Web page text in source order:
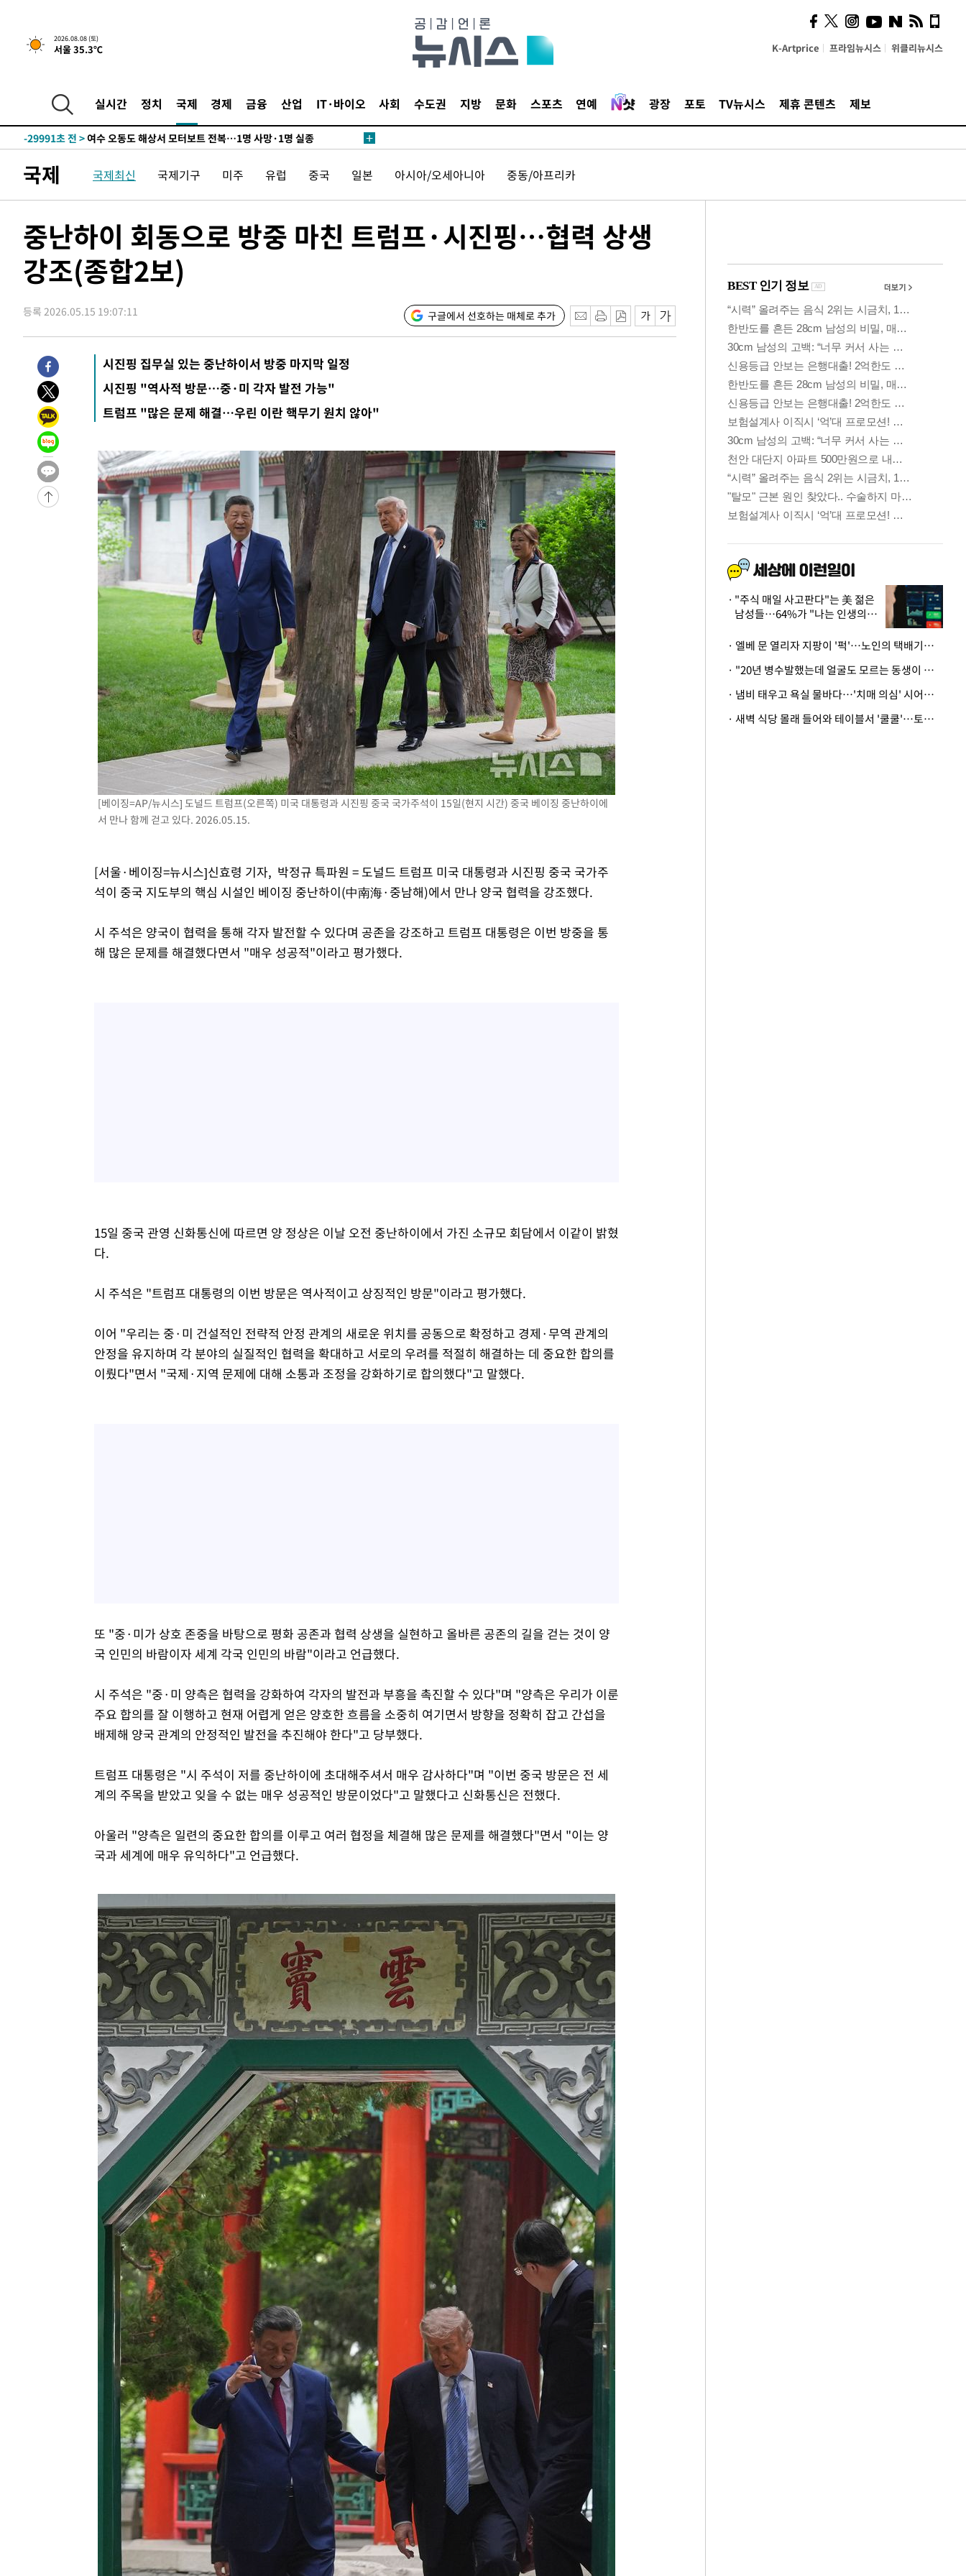
2026.08.08 (토)
서울 35.3℃ K-Artprice 프라임뉴시스 위클리뉴시스
실시간 정치 국제 경제 금융 산업 IT·바이오 사회 수도권 지방 문화 스포츠 연예 광장 포토 TV뉴시스 제휴 콘텐츠 제보
-30615초 전 >
남자 농구, 나고야 아시안게임서 '홈팀' 일본과 한일전
-29991초 전 >
-26218초 전 >극한폭염 한풀 꺾이지만…'낮 최고 35도' 무더위, 열대야 계속[다음
-21753초 전 >
[속보]'압수수색·성접대 논란' 축구협회 "실망과 걱정 안겨드려 죄
-10374초 전 >'최고 37도' 폭염 지속…강원동해안 최대 150㎜ 비
-30635초 전 >남자 농구, 나고야 아시안게임서 '홈팀' 일본과 한일전
-30011초 전 > 여수 오동도 해상서 모터보트 전복…1명 사망·1명 실종
-26238초 전 > 극한폭염 한풀 꺾이지만…'낮 최고 35도' 무더위, 열대야 계속[다음
-21773초 전 >[속보]'압수수색·성접대 논란' 축구협회 "실망과 걱정 안겨드려 죄
송"
-10394초 전 >'최고 37도' 폭염 지속…강원동해안 최대 150㎜ 비
-3520초 전 >
[속보]뉴욕증시 상승 마감…S&P 0.6% 나스닥 1.3%↑
국제 국제최신 국제기구 미주 유럽 중국 일본 아시아/오세아니아 중동/아프리카
중난하이 회동으로 방중 마친 트럼프·시진핑…협력 상생
강조(종합2보)
등록 2026.05.15 19:07:11 구글에서 선호하는 매체로 추가
시진핑 집무실 있는 중난하이서 방중 마지막 일정
시진핑 "역사적 방문…중·미 각자 발전 가능"
트럼프 "많은 문제 해결…우린 이란 핵무기 원치 않아"
[베이징=AP/뉴시스] 도널드 트럼프(오른쪽) 미국 대통령과 시진핑 중국 국가주석이 15일(현지 시간) 중국 베이징 중난하이에
서 만나 함께 걷고 있다. 2026.05.15.
[서울·베이징=뉴시스]신효령 기자, 박정규 특파원 = 도널드 트럼프 미국 대통령과 시진핑 중국 국가주
석이 중국 지도부의 핵심 시설인 베이징 중난하이(中南海·중남해)에서 만나 양국 협력을 강조했다.
시 주석은 양국이 협력을 통해 각자 발전할 수 있다며 공존을 강조하고 트럼프 대통령은 이번 방중을 통
해 많은 문제를 해결했다면서 "매우 성공적"이라고 평가했다.
15일 중국 관영 신화통신에 따르면 양 정상은 이날 오전 중난하이에서 가진 소규모 회담에서 이같이 밝혔
다.
시 주석은 "트럼프 대통령의 이번 방문은 역사적이고 상징적인 방문"이라고 평가했다.
이어 "우리는 중·미 건설적인 전략적 안정 관계의 새로운 위치를 공동으로 확정하고 경제·무역 관계의
안정을 유지하며 각 분야의 실질적인 협력을 확대하고 서로의 우려를 적절히 해결하는 데 중요한 합의를
이뤘다"면서 "국제·지역 문제에 대해 소통과 조정을 강화하기로 합의했다"고 말했다.
또 "중·미가 상호 존중을 바탕으로 평화 공존과 협력 상생을 실현하고 올바른 공존의 길을 걷는 것이 양
국 인민의 바람이자 세계 각국 인민의 바람"이라고 언급했다.
시 주석은 "중·미 양측은 협력을 강화하여 각자의 발전과 부흥을 촉진할 수 있다"며 "양측은 우리가 이룬
주요 합의를 잘 이행하고 현재 어렵게 얻은 양호한 흐름을 소중히 여기면서 방향을 정확히 잡고 간섭을
배제해 양국 관계의 안정적인 발전을 추진해야 한다"고 당부했다.
트럼프 대통령은 "시 주석이 저를 중난하이에 초대해주셔서 매우 감사하다"며 "이번 중국 방문은 전 세
계의 주목을 받았고 잊을 수 없는 매우 성공적인 방문이었다"고 말했다고 신화통신은 전했다.
아울러 "양측은 일련의 중요한 합의를 이루고 여러 협정을 체결해 많은 문제를 해결했다"면서 "이는 양
국과 세계에 매우 유익하다"고 언급했다.
사이 해답 찾았죠"…알을
깨고 나온 '초자아'
"주식 매일 사고판다"는 美 젊은
남성들…64%가 "나는 인생의
· 엘베 문 열리자 지팡이 '퍽'…노인의 택배기사 폭행 이유
· "20년 병수발했는데 얼굴도 모르는 동생이 유산 절반을"…배다른 형제 상속권 있을까
· 냄비 태우고 욕실 물바다…'치매 의심' 시어머니 검사 권유했다가 '날벼락'
· 새벽 식당 몰래 들어와 테이블서 '쿨쿨'…토사물 남기고 사라진 남성